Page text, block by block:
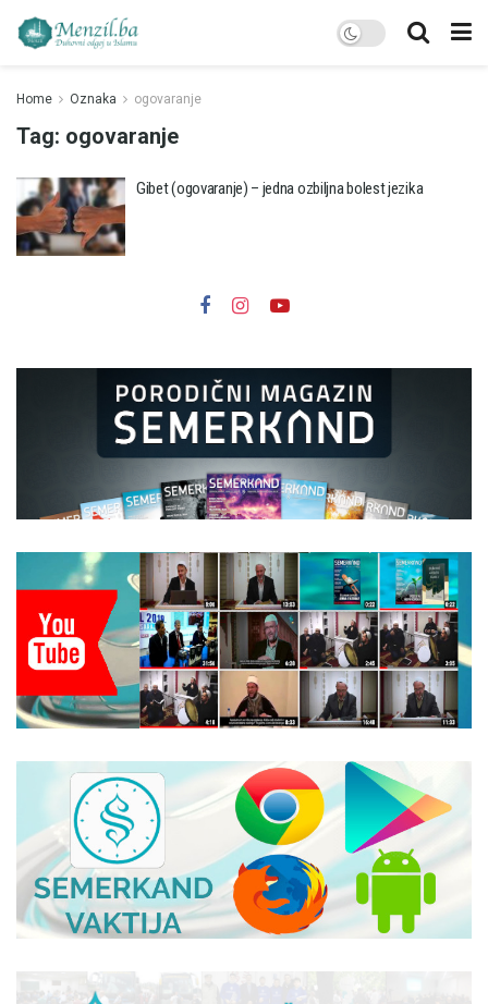
Home Oznaka ogovaranje
Tag: ogovaranje
Gibet (ogovaranje) – jedna ozbiljna bolest jezika